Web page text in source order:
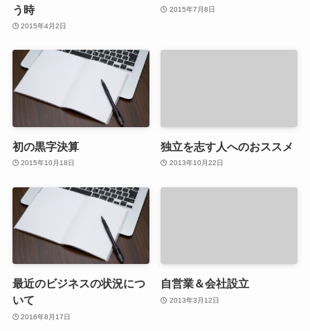
う時
2015年4月2日
2015年7月8日
初の黒字決算
2015年10月18日
独立を志す人へのおススメ
2013年10月22日
最近のビジネスの状況につ
いて
2016年8月17日
自営業＆会社設立
2013年3月12日